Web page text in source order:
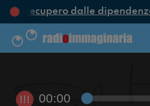
e recupero dalle
!!! 00:00